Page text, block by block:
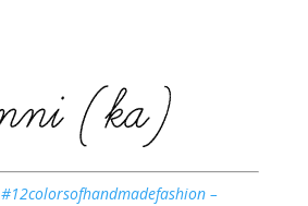
#12colorsofhandmadefashion –